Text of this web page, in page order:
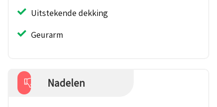
Uitstekende dekking
Geurarm
Nadelen